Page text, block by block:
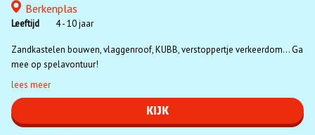
LocatieBerkenplas
Leeftijd 4 - 10 jaar
Zandkastelen bouwen, vlaggenroof, KUBB, verstoppertje verkeerdom... Ga
mee op spelavontuur!
lees meer
KIJK